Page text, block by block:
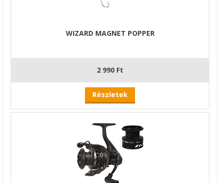
WIZARD MAGNET POPPER
2 990 Ft
Részletek